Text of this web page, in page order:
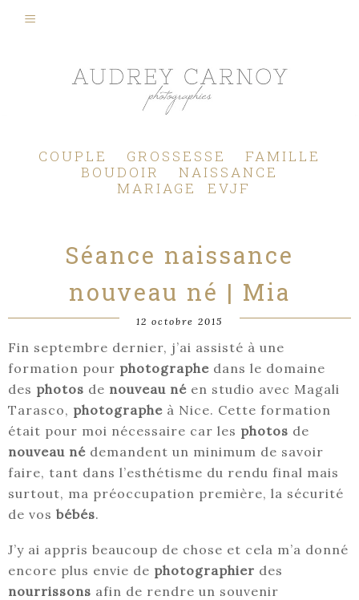
COUPLE GROSSESSE
FAMILLE
BOUDOIR
NAISSANCE
MARIAGE
EVJF
Séance naissance
nouveau né | Mia
12 octobre 2015
Fin septembre dernier, j’ai assisté à une
formation pour photographe dans le domaine
des photos de nouveau né en studio avec Magali
Tarasco, photographe à Nice. Cette formation
était pour moi nécessaire car les photos de
nouveau né demandent un minimum de savoir
faire, tant dans l’esthétisme du rendu final mais
surtout, ma préoccupation première, la sécurité
de vos bébés.
J’y ai appris beaucoup de chose et cela m’a donné
encore plus envie de photographier des
nourrissons afin de rendre un souvenir